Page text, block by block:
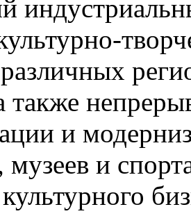
также
и
музеев и